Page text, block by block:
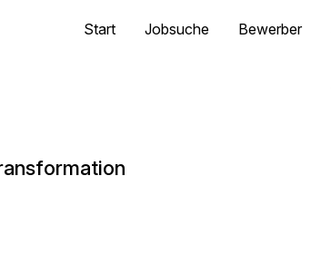
Start Jobsuche Bewerber